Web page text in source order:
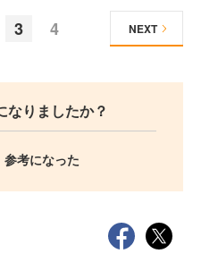
3 4 NEXT
なりましたか？
参考になった